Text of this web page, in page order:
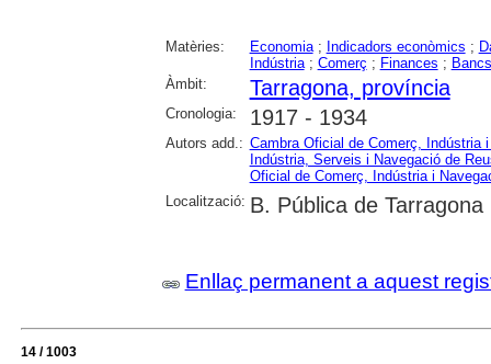
Matèries: Economia; Indicadors econòmics ;
Indústria; Comerç ; Finances ; Bancs
Àmbit:
Tarragona, província
Cronologia: 1917 - 1934
Autors add.: Cambra Oficial de Comerç, Indústria
Indústria, Serveis i Navegació de
Oficial de Comerç, Indústria i
Localització: B. Pública de Tarragona
Enllaç permanent a aquest
14 / 1003